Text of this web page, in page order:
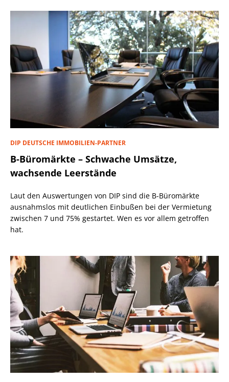
DIP DEUTSCHE IMMOBILIEN-PARTNER
B-Büromärkte – Schwache Umsätze,
wachsende Leerstände
Laut den Auswertungen von DIP sind die B-Büromärkte
ausnahmslos mit deutlichen Einbußen bei der Vermietung
zwischen 7 und 75% gestartet. Wen es vor allem getroffen
hat.